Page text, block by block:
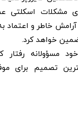
مشکلات اسکلتی
خاطر و اعتماد
خواهد کرد.
مسؤولانه رفتار
تصمیم برای